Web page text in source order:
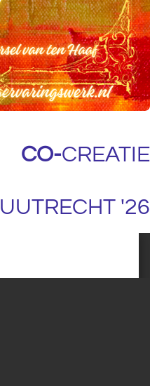
CO-CREATIE
UUTRECHT '26